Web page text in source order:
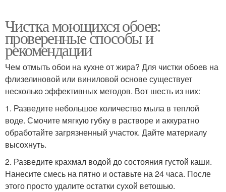
Чистка моющихся обоев:
проверенные способы и
рекомендации
Чем отмыть обои на кухне от жира? Для чистки обоев на
флизелиновой или виниловой основе существует
несколько эффективных методов. Вот шесть из них:
1. Разведите небольшое количество мыла в теплой
воде. Смочите мягкую губку в растворе и аккуратно
обработайте загрязненный участок. Дайте материалу
высохнуть.
2. Разведите крахмал водой до состояния густой каши.
Нанесите смесь на пятно и оставьте на 24 часа. После
этого просто удалите остатки сухой ветошью.